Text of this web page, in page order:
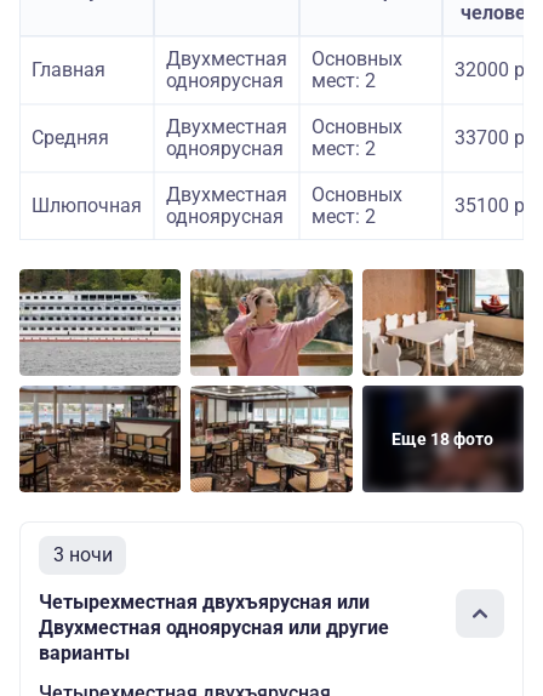
Главная
Двухместная
одноярусная
Основных
мест: 2
32000
Средняя
Двухместная
одноярусная
Основных
мест: 2
33700
Шлюпочная
Двухместная
одноярусная
Основных
мест: 2
35100
Еще 18 фото
3 ночи
Четырехместная двухъярусная или
Двухместная одноярусная или другие
варианты